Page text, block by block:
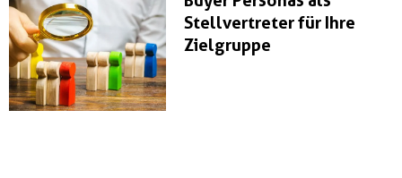
Stellvertreter für Ihre
Zielgruppe